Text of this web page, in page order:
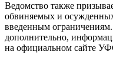
Ведомство также
обвиняемых и
введенным
дополнительно,
на официальном сайте